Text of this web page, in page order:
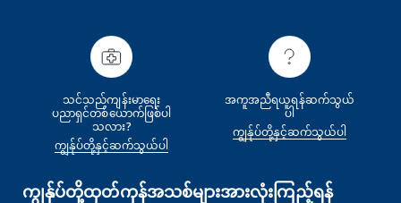
သင်သည်ကျန်းမာရေး
ပညာရှင်တစ်‌ယောက်ဖြစ်ပါ
သလား?
ကျွန်ုပ်တို့နှင့်ဆက်သွယ်ပါ
အကူအညီရယူရန်ဆက်သွယ်
ပါ
ကျွန်ုပ်တို့နှင့်ဆက်သွယ်ပါ
ကျွန်ုပ်တို့ထုတ်ကုန်အသစ်များအားလုံးကြည့်ရန်